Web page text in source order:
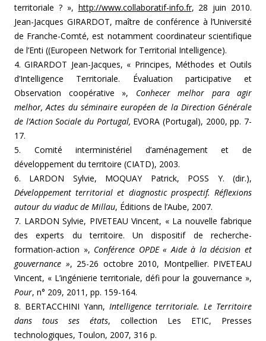
territoriale ? », http://www.collaboratif-info.fr, 28 juin 2010.
Jean-Jacques GIRARDOT, maître de conférence à l’Université
de Franche-Comté, est notamment coordinateur scientifique
de l’Enti ((Europeen Network for Territorial Intelligence).
4. GIRARDOT Jean-Jacques, « Principes, Méthodes et Outils
d’Intelligence Territoriale. Évaluation participative et
Observation coopérative », Conhecer melhor para agir
melhor, Actes du séminaire européen de la Direction Générale
de l’Action Sociale du Portugal, EVORA (Portugal), 2000, pp. 7-
17.
5. Comité interministériel d’aménagement et de
développement du territoire (CIATD), 2003.
6. LARDON Sylvie, MOQUAY Patrick, POSS Y. (dir.),
Développement territorial et diagnostic prospectif. Réflexions
autour du viaduc de Millau, Éditions de l’Aube, 2007.
7. LARDON Sylvie, PIVETEAU Vincent, « La nouvelle fabrique
des experts du territoire. Un dispositif de recherche-
formation-action », Conférence OPDE « Aide à la décision et
gouvernance », 25-26 octobre 2010, Montpellier. PIVETEAU
Vincent, « L’ingénierie territoriale, défi pour la gouvernance »,
Pour, n° 209, 2011, pp. 159-164.
8. BERTACCHINI Yann, Intelligence territoriale. Le Territoire
dans tous ses états, collection Les ETIC, Presses
technologiques, Toulon, 2007, 316 p.